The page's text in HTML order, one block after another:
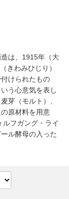
は、1915年（大
きわみひじり）
けられたもの
う心意気を表し
芽（モルト）、
原材料を用意
ルフガング・ライ
ル酵母の入った